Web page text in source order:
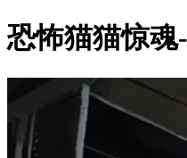
恐怖猫猫惊